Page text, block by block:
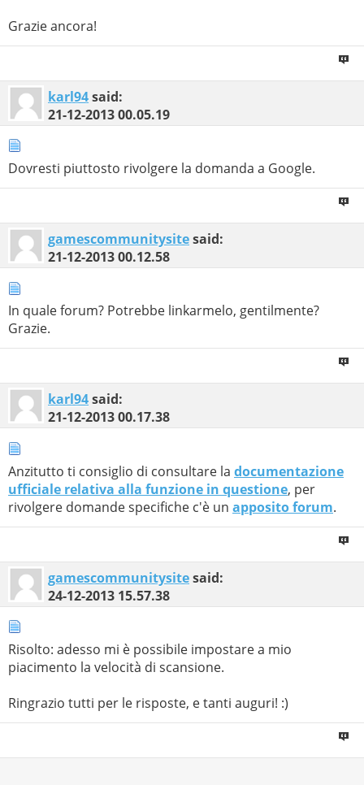
Grazie ancora!
karl94said:
21-12-201300.05.19
Dovresti piuttosto rivolgere la domanda a Google.
gamescommunitysitesaid:
21-12-201300.12.58
In quale forum? Potrebbe linkarmelo, gentilmente?
Grazie.
karl94said:
21-12-201300.17.38
Anzitutto ti consiglio di consultare la documentazione
ufficiale relativa alla funzione in questione, per
rivolgere domande specifiche c'è un apposito forum.
gamescommunitysitesaid:
24-12-2013 15.57.38
Risolto: adesso mi è possibile impostare a mio
piacimento la velocità di scansione.
Ringrazio tutti per le risposte, e tanti auguri! :)